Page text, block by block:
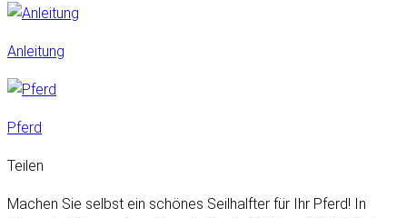
Anleitung
Pferd
Teilen
Machen Sie selbst ein schönes Seilhalfter für Ihr Pferd! In